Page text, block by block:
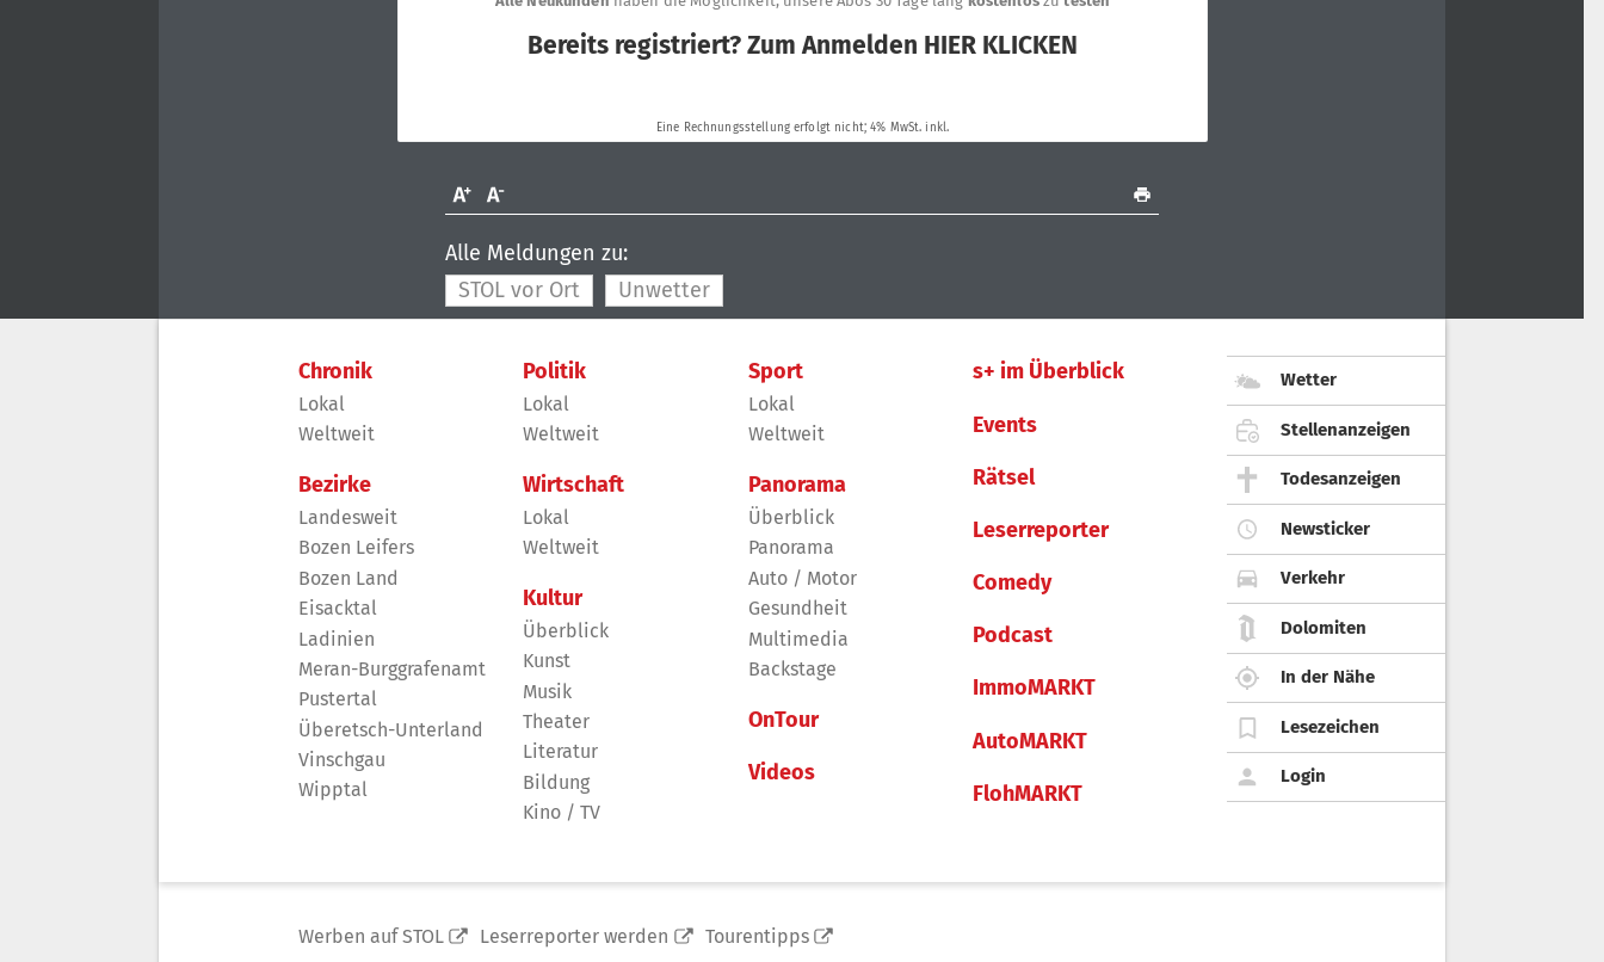
Alle Meldungen zu:
STOL vor Ort
Unwetter
Chronik
Lokal
Weltweit
Bezirke
Landesweit
Bozen Leifers
Bozen Land
Eisacktal
Ladinien
Meran-Burggrafenamt
Pustertal
Überetsch-Unterland
Vinschgau
Wipptal
Politik
Lokal
Weltweit
Wirtschaft
Lokal
Weltweit
Kultur
Überblick
Kunst
Musik
Theater
Literatur
Bildung
Kino / TV
Sport
Lokal
Weltweit
Panorama
Überblick
Panorama
Auto / Motor
Gesundheit
Multimedia
Backstage
OnTour
Videos
s+ im Überblick
Events
Rätsel
Leserreporter
Comedy
Podcast
ImmoMARKT
AutoMARKT
FlohMARKT
Wetter
Stellenanzeigen
Todesanzeigen
Newsticker
Verkehr
Dolomiten
In der Nähe
Lesezeichen
Login
Werben auf STOL Leserreporter werden Tourentipps